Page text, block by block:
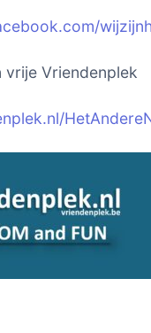
vrije Vriendenplek